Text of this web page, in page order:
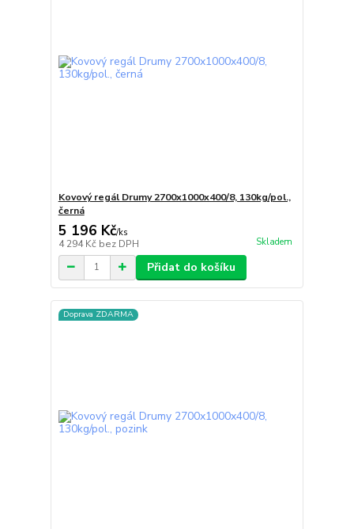
Kovový regál Drumy 2700x1000x400/8, 130kg/pol.,
černá
5 196 Kč/ks
4 294 Kč bez DPH Skladem
Přidat do košíku
Doprava ZDARMA